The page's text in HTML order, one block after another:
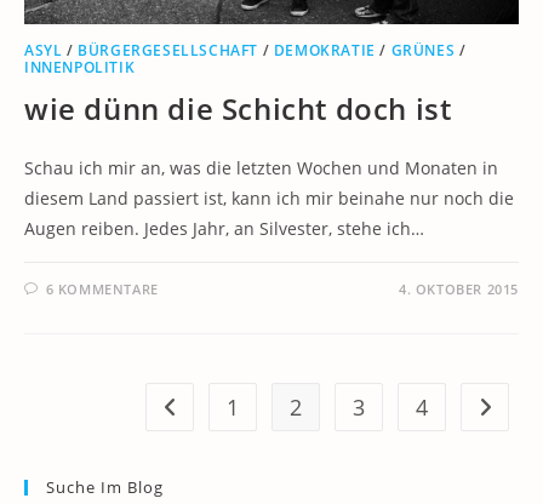
ASYL / BÜRGERGESELLSCHAFT / DEMOKRATIE / GRÜNES /
INNENPOLITIK
wie dünn die Schicht doch ist
Schau ich mir an, was die letzten Wochen und Monaten in
diesem Land passiert ist, kann ich mir beinahe nur noch die
Augen reiben. Jedes Jahr, an Silvester, stehe ich…
6 KOMMENTARE 4. OKTOBER 2015
Zur vorherigen Seite
1 2 3 4 Zur
Suche Im Blog